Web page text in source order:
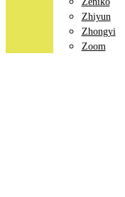
Zhiyun
Zhongyi
Zoom